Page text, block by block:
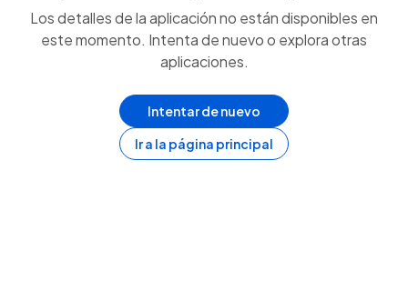
Los detalles de la aplicación no están disponibles en
este momento. Intenta de nuevo o explora otras
aplicaciones.
Intentar de nuevo
Ir a la página principal